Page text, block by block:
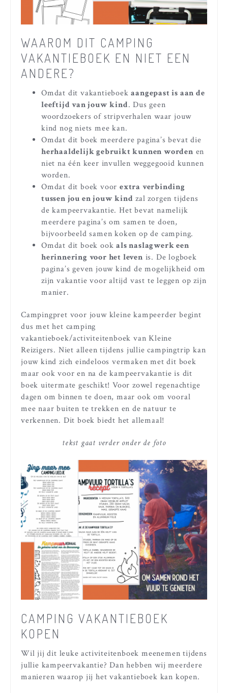
WAAROM DIT CAMPING
VAKANTIEBOEK EN NIET EEN
ANDERE?
Omdat dit vakantieboekaangepast is aan de
leeftijd van jouw kind. Dus geen
woordzoekers of stripverhalen waar jouw
kind nog niets mee kan.
Omdat dit boek meerdere pagina’s bevat die
herhaaldelijk gebruikt kunnen worden en
niet na één keer invullen weggegooid kunnen
worden.
Omdat dit boek voor extra verbinding
tussen jou en jouw kind zal zorgen tijdens
de kampeervakantie. Het bevat namelijk
meerdere pagina’s om samen te doen,
bijvoorbeeld samen koken op de camping.
Omdat dit boek ookals naslagwerk een
herinnering voor het leven is. De logboek
pagina’s geven jouw kind de mogelijkheid om
zijn vakantie voor altijd vast te leggen op zijn
manier.
Campingpret voor jouw kleine kampeerder begint
dus met het camping
vakantieboek/activiteitenboek van Kleine
Reizigers. Niet alleen tijdens jullie campingtrip kan
jouw kind zich eindeloos vermaken met dit boek
maar ook voor en na de kampeervakantie is dit
boek uitermate geschikt! Voor zowel regenachtige
dagen om binnen te doen, maar ook om vooral
mee naar buiten te trekken en de natuur te
verkennen. Dit boek biedt het allemaal!
tekst gaat verder onder de foto
CAMPING VAKANTIEBOEK
KOPEN
Wil jij dit leuke activiteitenboek meenemen tijdens
jullie kampeervakantie? Dan hebben wij meerdere
manieren waarop jij het vakantieboek kan kopen.